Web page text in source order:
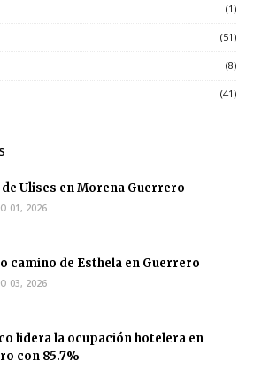
(1)
(51)
(8)
(41)
Ulises en Morena Guerrero
01, 2026
camino de Esthela en Guerrero
03, 2026
lidera la ocupación hotelera en
con 85.7%